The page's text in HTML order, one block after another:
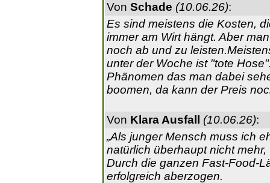
Von Schade (10.06.26):
Es sind meistens die Kosten,
immer am Wirt hängt. Aber
noch ab und zu
unter der Woche ist "tote
Phänomen das man dabei
boomen, da kann der Preis
Von Klara Ausfall (10.06.26):
„Als junger Mensch muss ich
natürlich überhaupt nicht
Durch die ganzen
erfolgreich aberzogen.